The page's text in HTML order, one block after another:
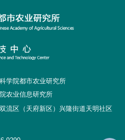
学院都市农业研究所
农业信息研究所
流区（天府新区）兴隆街道天明社区